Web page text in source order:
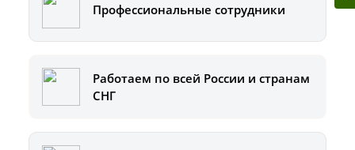
Профессиональные сотрудники
Работаем по всей России и странам
СНГ